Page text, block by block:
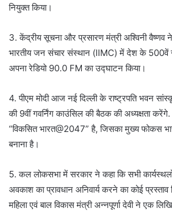
नियुक्त किया।
3. केंद्रीय सूचना और प्रसारण मंत्री अश्विनी
भारतीय जन संचार संस्थान (IIMC) में देश के 500वें
अपना रेडियो 90.0 FM का उद्घाटन किया।
4. पीएम मोदी आज नई दिल्ली के राष्ट्रपति भवन
की 9वीं गवर्निंग काउंसिल की बैठक की अध्यक्षता
“विकसित भारत@2047” है, जिसका मुख्य फोकस
बनाना है।
5. कल लोकसभा में सरकार ने कहा कि सभी
अवकाश का प्रावधान अनिवार्य करने का कोई प्रस्ताव
महिला एवं बाल विकास मंत्री अन्नपूर्णा देवी ने एक